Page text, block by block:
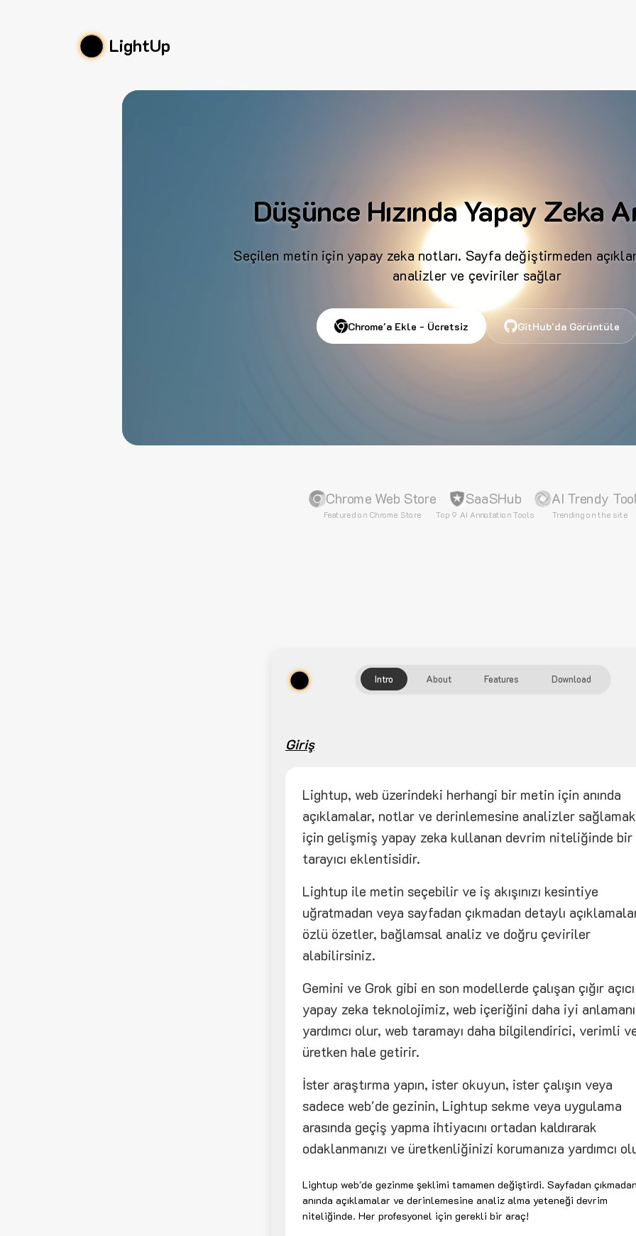
LightUp
Düşünce Hızında Yapay Zeka
Seçilen metin için yapay zeka notları. Sayfa değiştirmeden
analizler ve çeviriler sağlar
Chrome'a Ekle - Ücretsiz GitHub'da Görüntüle
Chrome Web Store
Featured on Chrome Store
SaaSHub
Top 9 AI Annotation Tools
AI Trendy
Trending on the site
Intro About Features Download
Giriş
Lightup, web üzerindeki herhangi bir metin için anında
açıklamalar, notlar ve derinlemesine analizler sağlamak
için gelişmiş yapay zeka kullanan devrim niteliğinde bir
tarayıcı eklentisidir.
Lightup ile metin seçebilir ve iş akışınızı kesintiye
uğratmadan veya sayfadan çıkmadan detaylı
özlü özetler, bağlamsal analiz ve doğru çeviriler
alabilirsiniz.
Gemini ve Grok gibi en son modellerde çalışan çığır açıcı
yapay zeka teknolojimiz, web içeriğini daha iyi
yardımcı olur, web taramayı daha bilgilendirici, verimli
üretken hale getirir.
İster araştırma yapın, ister okuyun, ister çalışın veya
sadece web'de gezinin, Lightup sekme veya uygulama
arasında geçiş yapma ihtiyacını ortadan kaldırarak
odaklanmanızı ve üretkenliğinizi korumanıza yardımcı
Lightup web'de gezinme şeklimi tamamen değiştirdi. Sayfadan
anında açıklamalar ve derinlemesine analiz alma yeteneği devrim
niteliğinde. Her profesyonel için gerekli bir araç!